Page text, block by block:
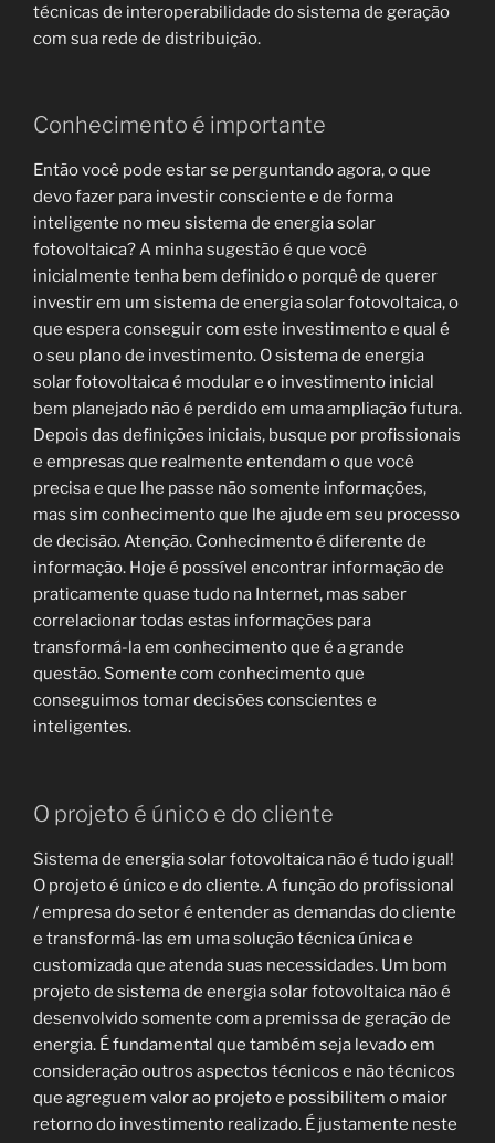
técnicas de interoperabilidade do sistema de geração
com sua rede de distribuição.
Conhecimento é importante
Então você pode estar se perguntando agora, o que
devo fazer para investir consciente e de forma
inteligente no meu sistema de energia solar
fotovoltaica? A minha sugestão é que você
inicialmente tenha bem definido o porquê de querer
investir em um sistema de energia solar fotovoltaica, o
que espera conseguir com este investimento e qual é
o seu plano de investimento. O sistema de energia
solar fotovoltaica é modular e o investimento inicial
bem planejado não é perdido em uma ampliação futura.
Depois das definições iniciais, busque por profissionais
e empresas que realmente entendam o que você
precisa e que lhe passe não somente informações,
mas sim conhecimento que lhe ajude em seu processo
de decisão. Atenção. Conhecimento é diferente de
informação. Hoje é possível encontrar informação de
praticamente quase tudo na Internet, mas saber
correlacionar todas estas informações para
transformá-la em conhecimento que é a grande
questão. Somente com conhecimento que
conseguimos tomar decisões conscientes e
inteligentes.
O projeto é único e do cliente
Sistema de energia solar fotovoltaica não é tudo igual!
O projeto é único e do cliente. A função do profissional
/ empresa do setor é entender as demandas do cliente
e transformá-las em uma solução técnica única e
customizada que atenda suas necessidades. Um bom
projeto de sistema de energia solar fotovoltaica não é
desenvolvido somente com a premissa de geração de
energia. É fundamental que também seja levado em
consideração outros aspectos técnicos e não técnicos
que agreguem valor ao projeto e possibilitem o maior
retorno do investimento realizado. É justamente neste